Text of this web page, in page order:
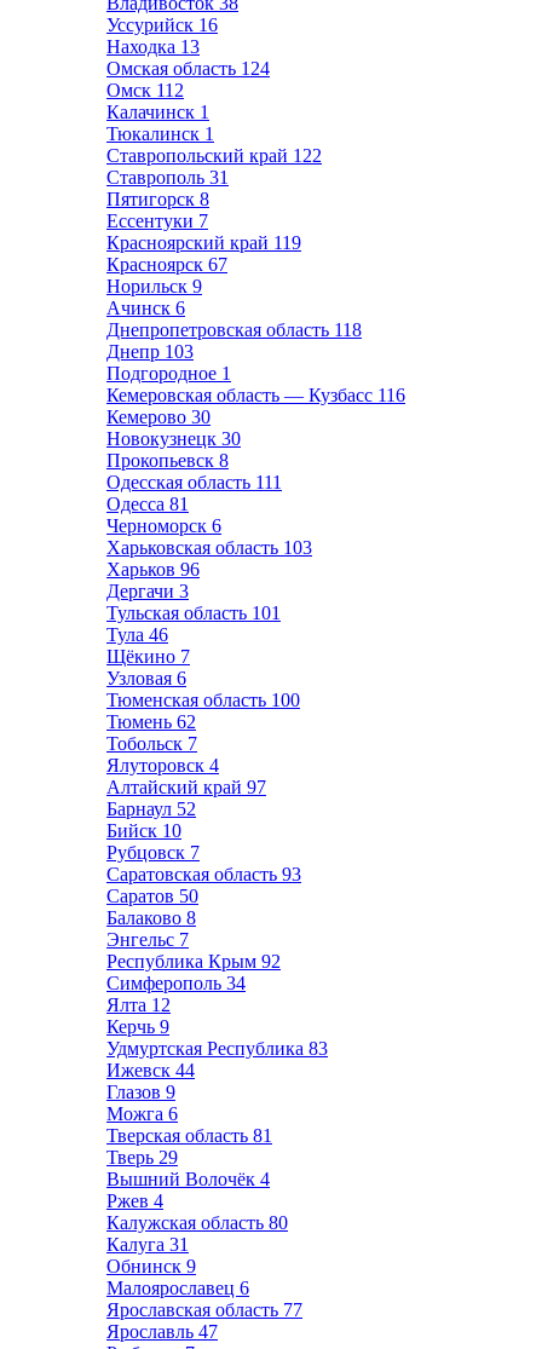
Уссурийск 16
Находка 13
Омская область 124
Омск 112
Калачинск 1
Тюкалинск 1
Ставропольский край 122
Ставрополь 31
Пятигорск 8
Ессентуки 7
Красноярский край 119
Красноярск 67
Норильск 9
Ачинск 6
Днепропетровская область 118
Днепр 103
Подгородное 1
Кемеровская область — Кузбасс 116
Кемерово 30
Новокузнецк 30
Прокопьевск 8
Одесская область 111
Одесса 81
Черноморск 6
Харьковская область 103
Харьков 96
Дергачи 3
Тульская область 101
Тула 46
Щёкино 7
Узловая 6
Тюменская область 100
Тюмень 62
Тобольск 7
Ялуторовск 4
Алтайский край 97
Барнаул 52
Бийск 10
Рубцовск 7
Саратовская область 93
Саратов 50
Балаково 8
Энгельс 7
Республика Крым 92
Симферополь 34
Ялта 12
Керчь 9
Удмуртская Республика 83
Ижевск 44
Глазов 9
Можга 6
Тверская область 81
Тверь 29
Вышний Волочёк 4
Ржев 4
Калужская область 80
Калуга 31
Обнинск 9
Малоярославец 6
Ярославская область 77
Ярославль 47